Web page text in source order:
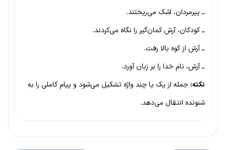
ــ پیرمردان، اشک می‌ریختند.
ــ کودکان، آرش کمان‌گیر را نگاه می‌کردند.
ــ آرش از کوه بالا رفت.
ــ آرش، نام خدا را بر زبان آورد.
نکته: جمله از یک یا چند واژه تشکیل می‌شود و پیام کاملی را به
شنونده انتقال می‌دهد.